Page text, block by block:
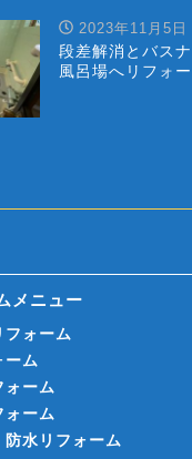
2023年11月5日
段差解消とバス
風呂場へリフォ
メニュー
フォーム
ーム
ォーム
ォーム
防水リフォーム